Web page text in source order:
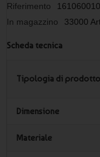
Riferimento
In magazzino
33000
Scheda tecnica
Tipologia di prodotto
Dimensione
Materiale